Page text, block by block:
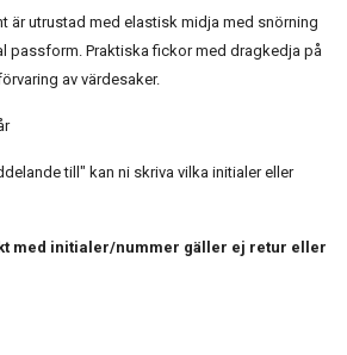
är utrustad med elastisk midja med snörning
passform. Praktiska fickor med dragkedja på
av värdesaker.
till" kan ni skriva vilka initialer eller
med initialer/nummer gäller ej retur eller